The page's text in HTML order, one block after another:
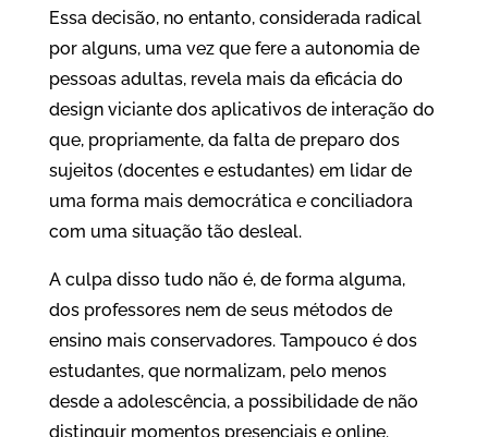
Essa decisão, no entanto, considerada radical
por alguns, uma vez que fere a autonomia de
pessoas adultas, revela mais da eficácia do
design viciante dos aplicativos de interação do
que, propriamente, da falta de preparo dos
sujeitos (docentes e estudantes) em lidar de
uma forma mais democrática e conciliadora
com uma situação tão desleal.
A culpa disso tudo não é, de forma alguma,
dos professores nem de seus métodos de
ensino mais conservadores. Tampouco é dos
estudantes, que normalizam, pelo menos
desde a adolescência, a possibilidade de não
distinguir momentos presenciais e online.